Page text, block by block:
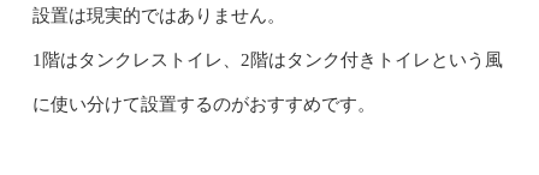
設置は現実的ではありません。
1階はタンクレストイレ、2階はタンク付きトイレという風
に使い分けて設置するのがおすすめです。